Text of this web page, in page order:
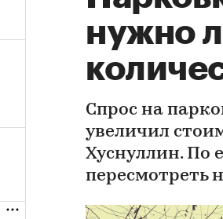
нужно
Спрос на
увеличил
Хуснуллин. По
пересмотреть